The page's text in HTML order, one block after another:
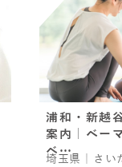
浦和・新越
案内｜ベー
ベ…
埼玉県｜さい